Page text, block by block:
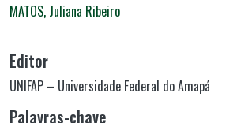
MATOS, Juliana Ribeiro
Editor
UNIFAP – Universidade Federal do Amapá
Palavras-chave